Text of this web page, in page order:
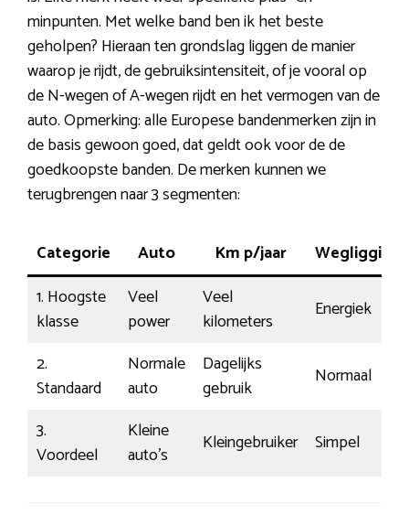
minpunten. Met welke band ben ik het beste
geholpen? Hieraan ten grondslag liggen de manier
waarop je rijdt, de gebruiksintensiteit, of je vooral op
de N-wegen of A-wegen rijdt en het vermogen van de
auto. Opmerking: alle Europese bandenmerken zijn in
de basis gewoon goed, dat geldt ook voor de de
goedkoopste banden. De merken kunnen we
terugbrengen naar 3 segmenten:
Categorie Auto Km p/jaar
Wegligging
1. Hoogste
klasse
Veel
power
Veel
kilometers
Energiek
2.
Standaard
Normale
auto
Dagelijks
gebruik
Normaal
3.
Voordeel
Kleine
auto’s
Kleingebruiker Simpel